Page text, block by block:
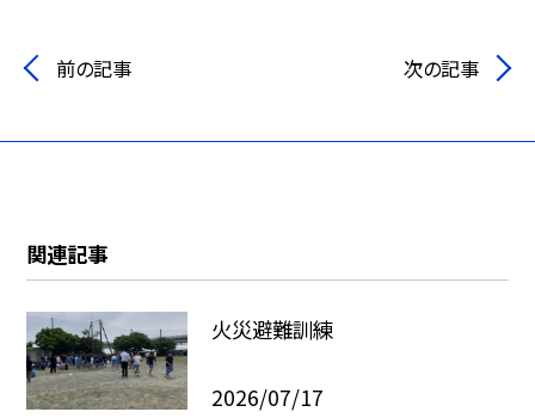
前の記事 次の記事
関連記事
火災避難訓練
2026/07/17